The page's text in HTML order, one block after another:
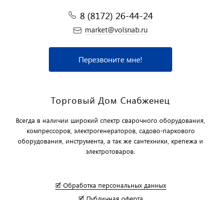
8 (8172) 26-44-24
market@volsnab.ru
Перезвоните мне!
Торговый Дом Снабженец
Всегда в наличии широкий спектр сварочного оборудования,
компрессоров, электрогенераторов, садово-паркового
оборудования, инструмента, а так же сантехники, крепежа и
электротоваров.
🗹 Обработка персональных данных
🗹 Публичная оферта